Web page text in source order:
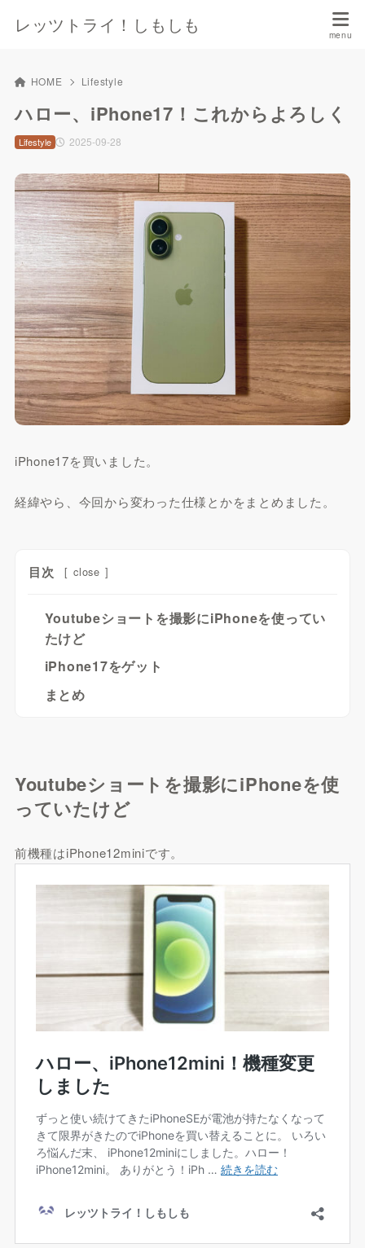
レッツトライ！しもしも
HOME Lifestyle
ハロー、iPhone17！これからよろしく
2025-09-28
Lifestyle
iPhone17を買いました。
経緯やら、今回から変わった仕様とかをまとめました。
目次 [ close ]
Youtubeショートを撮影にiPhoneを使ってい
たけど
iPhone17をゲット
まとめ
Youtubeショートを撮影にiPhoneを使
っていたけど
前機種はiPhone12miniです。